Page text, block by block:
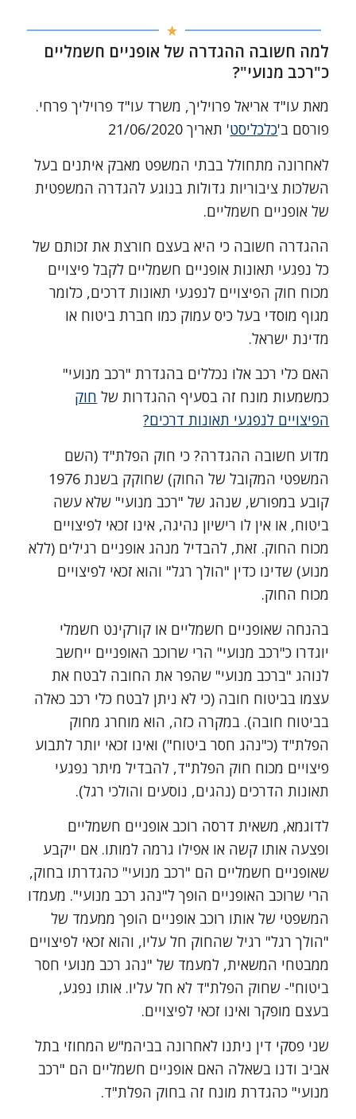
למה חשובה ההגדרה של אופניים חשמליים
כ"רכב מנועי"?
מאת עו"ד אריאל פרויליך, משרד עו"ד פרויליך פרחי.
פורסם ב'כלכליסט' תאריך 21/06/2020
לאחרונה מתחולל בבתי המשפט מאבק איתנים בעל
השלכות ציבוריות גדולות בנוגע להגדרה המשפטית
של אופניים חשמליים.
ההגדרה חשובה כי היא בעצם חורצת את זכותם של
כל נפגעי תאונות אופניים חשמליים לקבל פיצויים
מכוח חוק הפיצויים לנפגעי תאונות דרכים, כלומר
מגוף מוסדי בעל כיס עמוק כמו חברת ביטוח או
מדינת ישראל.
האם כלי רכב אלו נכללים בהגדרת "רכב מנועי"
כמשמעות מונח זה בסעיף ההגדרות של חוק
הפיצויים לנפגעי תאונות דרכים?
מדוע חשובה ההגדרה? כי חוק הפלת"ד (השם
המשפטי המקובל של החוק) שחוקק בשנת 1976
קובע במפורש, שנהג של "רכב מנועי" שלא עשה
ביטוח, או אין לו רישיון נהיגה, אינו זכאי לפיצויים
מכוח החוק. זאת, להבדיל מנהג אופניים רגילים (ללא
מנוע) שדינו כדין "הולך רגל" והוא זכאי לפיצויים
מכוח החוק.
בהנחה שאופניים חשמליים או קורקינט חשמלי
יוגדרו כ"רכב מנועי" הרי שרוכב האופניים ייחשב
לנוהג "ברכב מנועי" שהפר את החובה לבטח את
עצמו בביטוח חובה (כי לא ניתן לבטח כלי רכב כאלה
בביטוח חובה). במקרה כזה, הוא מוחרג מחוק
הפלת"ד (כ"נהג חסר ביטוח") ואינו זכאי יותר לתבוע
פיצויים מכוח חוק הפלת"ד, להבדיל מיתר נפגעי
תאונות הדרכים (נהגים, נוסעים והולכי רגל).
לדוגמא, משאית דרסה רוכב אופניים חשמליים
ופצעה אותו קשה או אפילו גרמה למותו. אם ייקבע
שאופניים חשמליים הם "רכב מנועי" כהגדרתו בחוק,
הרי שרוכב האופניים הופך ל"נהג רכב מנועי". מעמדו
המשפטי של אותו רוכב אופניים הופך ממעמד של
"הולך רגל" רגיל שהחוק חל עליו, והוא זכאי לפיצויים
ממבטחי המשאית, למעמד של "נהג רכב מנועי חסר
ביטוח"- שחוק הפלת"ד לא חל עליו. אותו נפגע,
בעצם מופקר ואינו זכאי לפיצויים.
שני פסקי דין ניתנו לאחרונה בביהמ"ש המחוזי בתל
אביב ודנו בשאלה האם אופניים חשמליים הם "רכב
מנועי" כהגדרת מונח זה בחוק הפלת"ד.